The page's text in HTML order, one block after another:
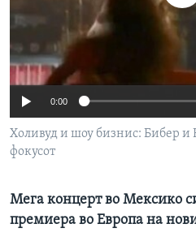
ИНТЕРВЈУА
Јазици
0:00
Холивуд и шоу бизнис: Бибер и
фокусот
Мега концерт во Мексико
премиера во Европа на